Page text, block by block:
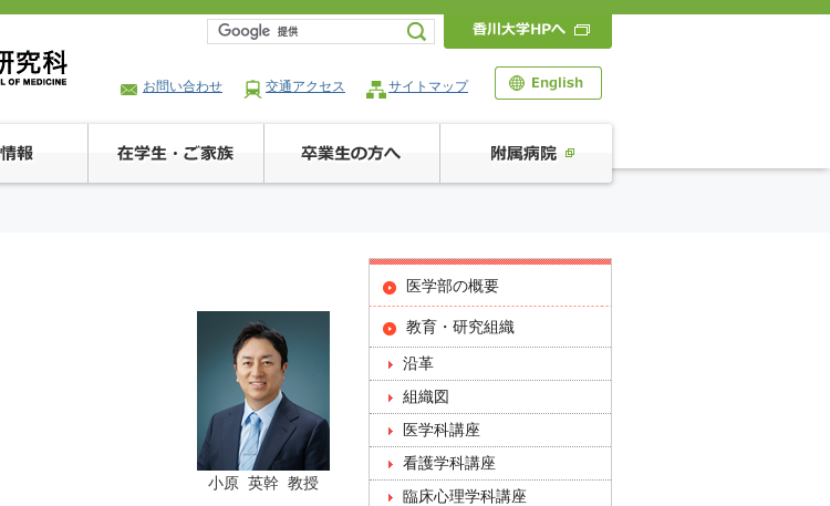
お問い合わせ 交通アクセス サイトマップ
小原 英幹 教授
医学部の概要
教育・研究組織
沿革
組織図
医学科講座
看護学科講座
臨床心理学科講座